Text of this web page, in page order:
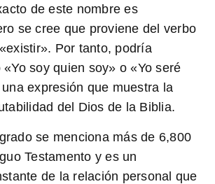
de este nombre es
se cree que proviene del verbo
Por tanto, podría
soy quien soy» o «Yo seré
expresión que muestra la
del Dios de la Biblia.
se menciona más de 6,800
Testamento y es un
de la relación personal que